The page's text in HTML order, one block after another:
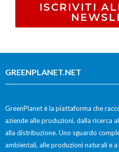
ISCRIVITI
GREENPLANET.NET
GreenPlanet è la piattaforma che
aziende alle produzioni, dalla ricerca
alla distribuzione. Uno sguardo
ambientali, alle produzioni naturali e